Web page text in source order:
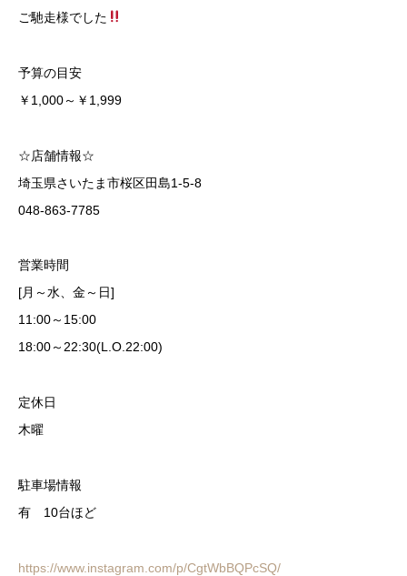
ご馳走様でした
予算の目安
￥1,000～￥1,999
☆店舗情報☆
埼玉県さいたま市桜区田島1-5-8
048-863-7785
営業時間
[月～水、金～日]
11:00～15:00
18:00～22:30(L.O.22:00)
定休日
木曜
駐車場情報
有 10台ほど
https://www.instagram.com/p/CgtWbBQPcSQ/